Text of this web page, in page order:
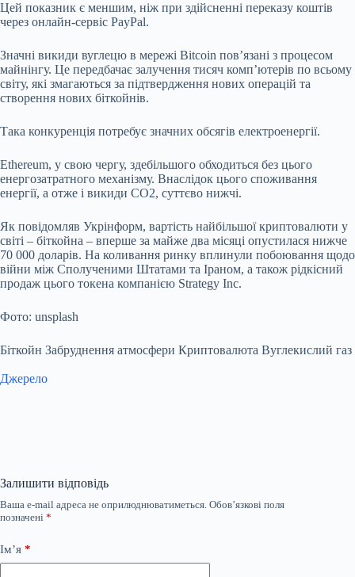
Цей показник є меншим, ніж при здійсненні переказу коштів
через онлайн-сервіс PayPal.
Значні викиди вуглецю в мережі Bitcoin пов’язані з процесом
майнінгу. Це передбачає залучення тисяч комп’ютерів по всьому
світу, які змагаються за підтвердження нових операцій та
створення нових біткойнів.
Така конкуренція потребує значних обсягів електроенергії.
Ethereum, у свою чергу, здебільшого обходиться без цього
енергозатратного механізму. Внаслідок цього споживання
енергії, а отже і викиди CO2, суттєво нижчі.
Як повідомляв Укрінформ, вартість найбільшої криптовалюти у
світі – біткойна – вперше за майже два місяці опустилася нижче
70 000 доларів. На коливання ринку вплинули побоювання щодо
війни між Сполученими Штатами та Іраном, а також рідкісний
продаж цього токена компанією Strategy Inc.
Фото: unsplash
Біткойн Забруднення атмосфери Криптовалюта Вуглекислий газ
Джерело
Залишити відповідь
Ваша e-mail адреса не оприлюднюватиметься. Обов’язкові поля
позначені *
Ім’я *